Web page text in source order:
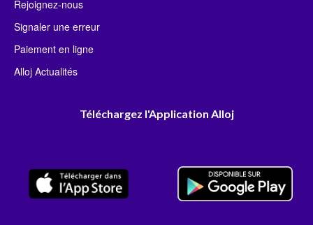
Rejoignez-nous
Signaler une erreur
Paiement en ligne
Alloj Actualités
Téléchargez l'Application Alloj